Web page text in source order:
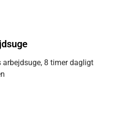
8 timer dagligt